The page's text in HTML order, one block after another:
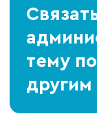
тему
другим